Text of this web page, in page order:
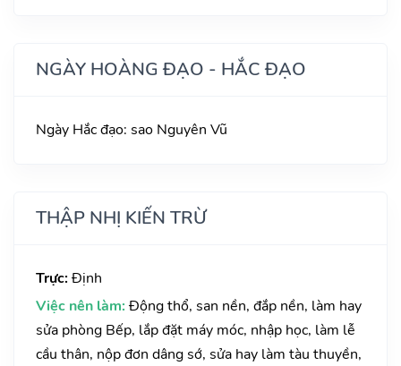
NGÀY HOÀNG ĐẠO - HẮC ĐẠO
Ngày Hắc đạo: sao Nguyên Vũ
THẬP NHỊ KIẾN TRỪ
Trực: Định
Việc nên làm: Động thổ, san nền, đắp nền, làm hay
sửa phòng Bếp, lắp đặt máy móc, nhập học, làm lễ
cầu thân, nộp đơn dâng sớ, sửa hay làm tàu thuyền,